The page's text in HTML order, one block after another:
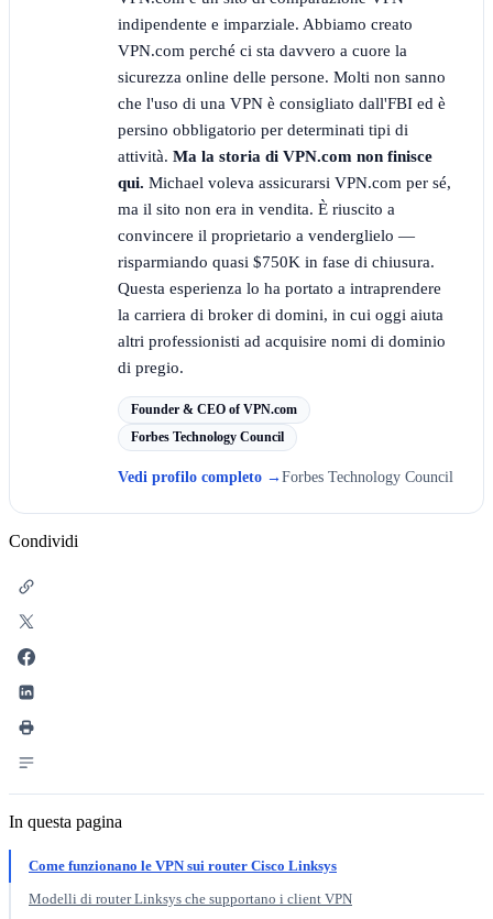
indipendente e imparziale. Abbiamo creato
VPN.com perché ci sta davvero a cuore la
sicurezza online delle persone. Molti non sanno
che l'uso di una VPN è consigliato dall'FBI ed è
persino obbligatorio per determinati tipi di
attività. Ma la storia di VPN.com non finisce
qui. Michael voleva assicurarsi VPN.com per sé,
ma il sito non era in vendita. È riuscito a
convincere il proprietario a venderglielo —
risparmiando quasi $750K in fase di chiusura.
Questa esperienza lo ha portato a intraprendere
la carriera di broker di domini, in cui oggi aiuta
altri professionisti ad acquisire nomi di dominio
di pregio.
Founder & CEO of VPN.com
Forbes Technology Council
Vedi profilo completo → Forbes Technology Council
Condividi
In questa pagina
Come funzionano le VPN sui router Cisco Linksys
Modelli di router Linksys che supportano i client VPN